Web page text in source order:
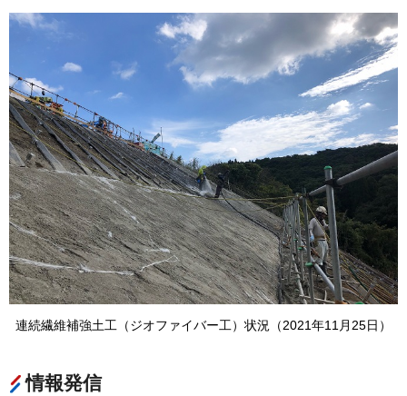
連続繊維補強土工（ジオファイバー工）状況（2021年11月25日）
情報発信